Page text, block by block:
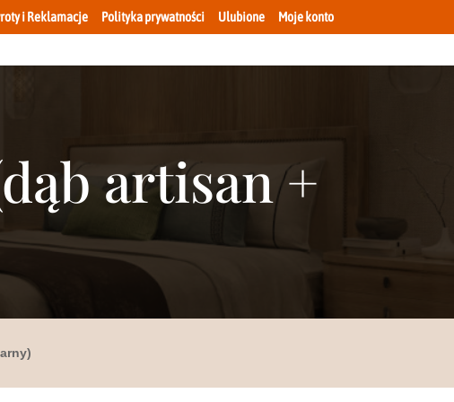
i Reklamacje Polityka prywatności Ulubione Moje konto
artisan +